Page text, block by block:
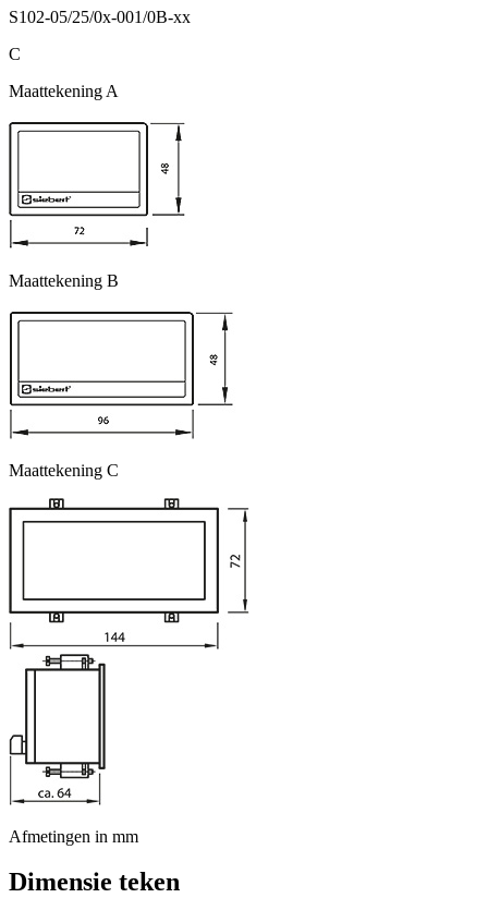
S102-05/25/0x-001/0B-xx
C
Maattekening A
Maattekening B
Maattekening C
Afmetingen in mm
Dimensie teken